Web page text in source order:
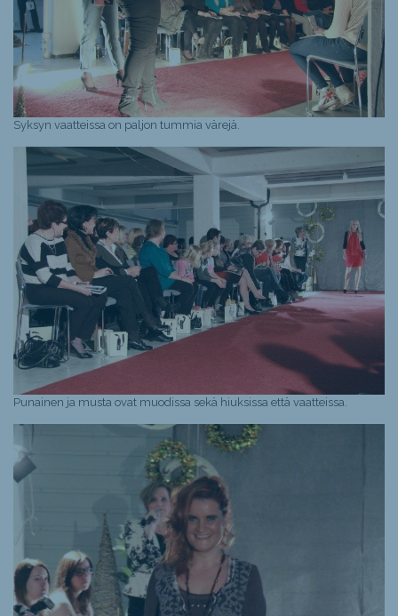
Syksyn vaatteissa on paljon tummia värejä.
Punainen ja musta ovat muodissa sekä hiuksissa että vaatteissa.